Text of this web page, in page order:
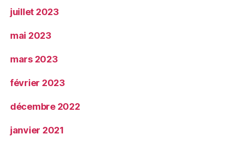
juillet 2023
mai 2023
mars 2023
février 2023
décembre 2022
janvier 2021